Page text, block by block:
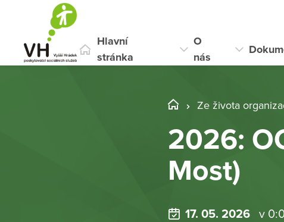
Hlavní
stránka
O
nás
Ze života
2026:
Most)
17. 05. 2026 v